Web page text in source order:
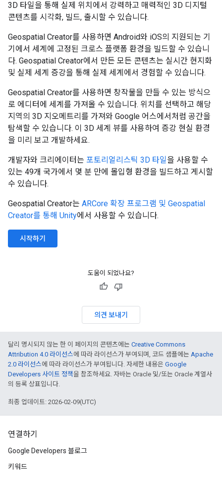
3D 타일을 통해 실제 위치에서 강력하고 매력적인 3D 디지털
콘텐츠를 시각화, 빌드, 출시할 수 있습니다.
Geospatial Creator를 사용하면 Android와 iOS의 지원되는 기
기에서 세계에 고정된 크로스 플랫폼 환경을 빌드할 수 있습니
다. Geospatial Creator에서 만든 모든 콘텐츠는 실시간 현지화
및 실제 세계 증강을 통해 실제 세계에서 경험할 수 있습니다.
Geospatial Creator를 사용하면 창작물을 만들 수 있는 방식으
로 에디터에 세계를 가져올 수 있습니다. 위치를 선택하고 해당
지역의 3D 지오메트리를 가져와 Google 어스에서처럼 공간을
탐색할 수 있습니다. 이 3D 세계 뷰를 사용하여 증강 현실 환경
을 미리 보고 개발하세요.
개발자와 크리에이터는 포토리얼리스틱 3D 타일을 사용할 수
있는 49개 국가에서 몇 분 만에 몰입형 환경을 빌드하고 게시할
수 있습니다.
Geospatial Creator는 ARCore 확장 프로그램 및 Geospatial
Creator를 통해 Unity에서 사용할 수 있습니다.
시작하기
도움이 되었나요?
의견 보내기
달리 명시되지 않는 한 이 페이지의 콘텐츠에는 Creative Commons
Attribution 4.0 라이선스에 따라 라이선스가 부여되며, 코드 샘플에는 Apache
2.0 라이선스에 따라 라이선스가 부여됩니다. 자세한 내용은 Google
Developers 사이트 정책을 참조하세요. 자바는 Oracle 및/또는 Oracle 계열사
의 등록 상표입니다.
최종 업데이트: 2026-02-09(UTC)
연결하기
Google Developers 블로그
키워드